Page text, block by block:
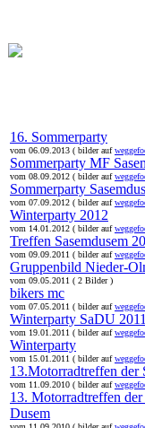
16. Sommerparty
vom 06.09.2013 ( bilder auf
Sommerparty MF
vom 08.09.2012 ( bilder auf
Sommerparty
vom 07.09.2012 ( bilder auf
Winterparty 2012
vom 14.01.2012 ( bilder auf
Treffen Sasemdusem
vom 09.09.2011 ( bilder auf
Gruppenbild Nieder-
vom 09.05.2011 ( 2 Bilder )
bikers mc
vom 07.05.2011 ( bilder auf
Winterparty SaDU 2011
vom 19.01.2011 ( bilder auf
Winterparty
vom 15.01.2011 ( bilder auf
13.Motorradtreffen der
vom 11.09.2010 ( bilder auf
13. Motorradtreffen
Dusem